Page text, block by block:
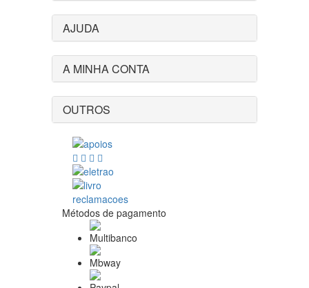
AJUDA
A MINHA CONTA
OUTROS
Métodos de pagamento